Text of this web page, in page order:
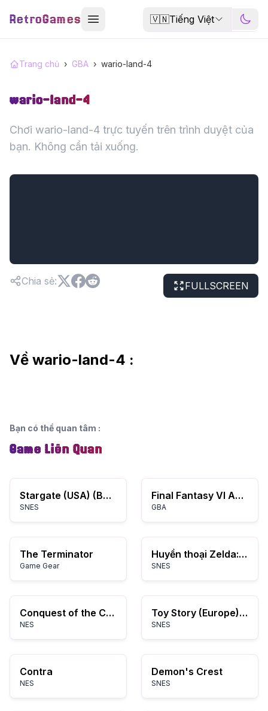
RetroGames 🇻🇳Tiếng Việt
Trang chủ › GBA › wario-land-4
wario-land-4
Chơi wario-land-4 trực tuyến trên trình duyệt của
bạn. Không cần tải xuống.
Chia sẻ: FULLSCREEN
Về wario-land-4 :
Bạn có thể quan tâm :
Game Liên Quan
Stargate (USA) (Beta)
SNES
Final Fantasy VI Advance
GBA
The Terminator
Game Gear
Huyền thoại Zelda: Liên kết với quá khứ
SNES
Conquest of the Crystal Palace (USA)
NES
Toy Story (Europe) (En,Fr,De)
SNES
Contra
NES
Demon's Crest
SNES